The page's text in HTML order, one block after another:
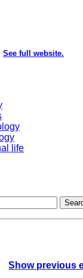
See full website.
life
Show previous